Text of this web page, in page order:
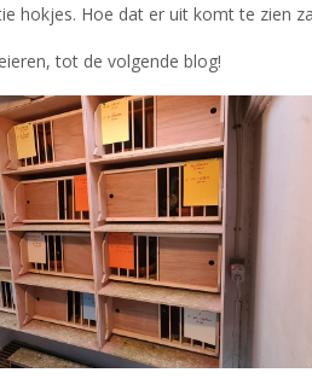
hokjes. Hoe dat er uit komt te zien
tot de volgende blog!